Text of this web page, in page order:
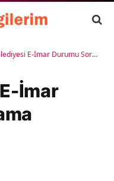
E-İmar Durumu Sorgulama
İmar